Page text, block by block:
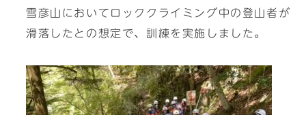
雪彦山においてロッククライミング中の登山者が
滑落したとの想定で、訓練を実施しました。